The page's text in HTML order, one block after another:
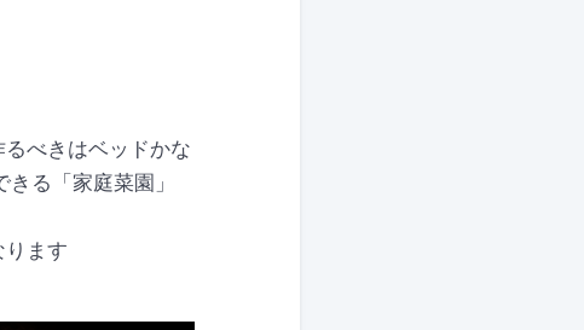
べきはベッドかな
る「家庭菜園」
ります